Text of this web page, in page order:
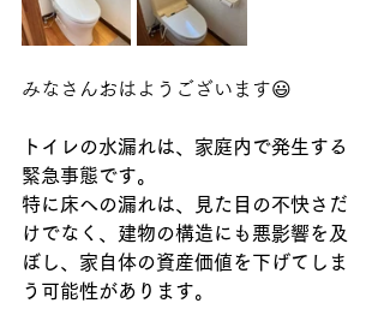
みなさんおはようございます😃
トイレの水漏れは、家庭内で発生する
緊急事態です。
特に床への漏れは、見た目の不快さだ
けでなく、建物の構造にも悪影響を及
ぼし、家自体の資産価値を下げてしま
う可能性があります。